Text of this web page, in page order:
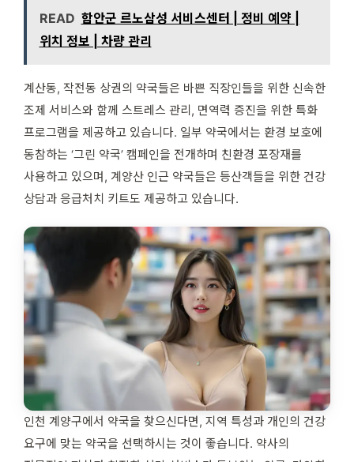
READ 함안군 르노삼성 서비스센터 | 정비 예약 |
위치 정보 | 차량 관리
계산동, 작전동 상권의 약국들은 바쁜 직장인들을 위한 신속한
조제 서비스와 함께 스트레스 관리, 면역력 증진을 위한 특화
프로그램을 제공하고 있습니다. 일부 약국에서는 환경 보호에
동참하는 ‘그린 약국’ 캠페인을 전개하며 친환경 포장재를
사용하고 있으며, 계양산 인근 약국들은 등산객들을 위한 건강
상담과 응급처치 키트도 제공하고 있습니다.
인천 계양구에서 약국을 찾으신다면, 지역 특성과 개인의 건강
요구에 맞는 약국을 선택하시는 것이 좋습니다. 약사의